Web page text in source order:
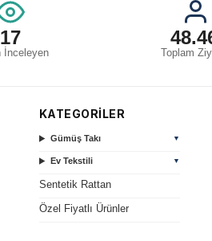
17
İnceleyen Toplam
KATEGORİLER
Gümüş Takı ▼
Ev Tekstili ▼
Sentetik Rattan
Özel Fiyatlı Ürünler